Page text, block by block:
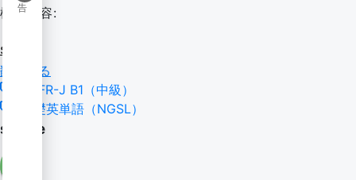
告
検索内容:
stable
翻訳する
CEFR-J B1（中級）
基礎英単語（NGSL）
stable